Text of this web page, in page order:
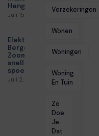
Hengelo
Juli 15, 2026
Elektricien
Bergen op
Zoom met
snelle
spoedhulp
Juli 2, 2026
Verzekeringen
Wonen
Woningen
Woning
En Tuin
Zo
Doe
Je
Dat